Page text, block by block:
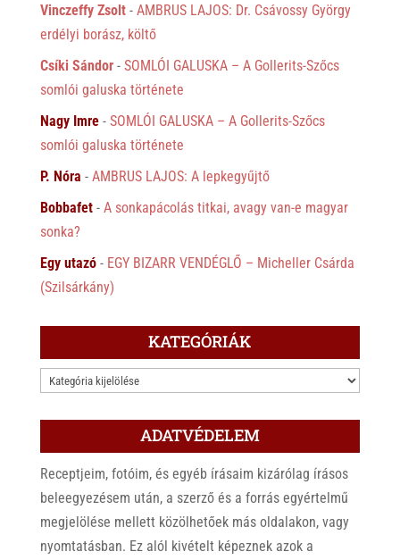
Vinczeffy Zsolt- AMBRUS LAJOS: Dr. Csávossy György
erdélyi borász, költő
Csíki Sándor- SOMLÓI GALUSKA – A Gollerits-Szőcs
somlói galuska története
Nagy Imre- SOMLÓI GALUSKA – A Gollerits-Szőcs
somlói galuska története
P. Nóra - AMBRUS LAJOS: A lepkegyűjtő
Bobbafet- A sonkapácolás titkai, avagy van-e magyar
sonka?
Egy utazó- EGY BIZARR VENDÉGLŐ – Micheller Csárda
(Szilsárkány)
KATEGÓRIÁK
KATEGÓRIÁK
ADATVÉDELEM
Receptjeim, fotóim, és egyéb írásaim kizárólag írásos
beleegyezésem után, a szerző és a forrás egyértelmű
megjelölése mellett közölhetőek más oldalakon, vagy
nyomtatásban. Ez alól kivételt képeznek azok a